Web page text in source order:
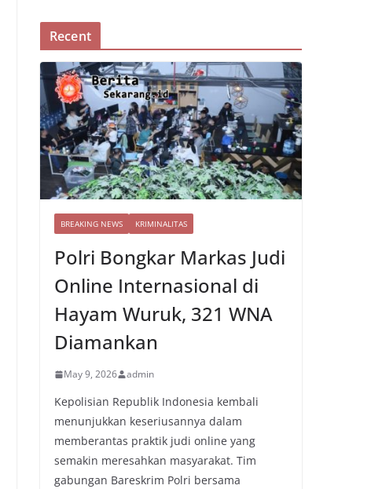
Recent
BREAKING NEWS KRIMINALITAS
Polri Bongkar Markas Judi
Online Internasional di
Hayam Wuruk, 321 WNA
Diamankan
May 9, 2026 admin
Kepolisian Republik Indonesia kembali
menunjukkan keseriusannya dalam
memberantas praktik judi online yang
semakin meresahkan masyarakat. Tim
gabungan Bareskrim Polri bersama